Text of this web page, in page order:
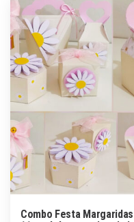
Combo Festa Margaridas